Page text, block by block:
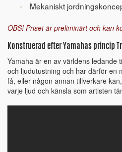
Mekaniskt
OBS! Priset är preliminärt och kan
Konstruerad efter Yamahas princip
Yamaha är en av världens ledande
och ljudutustning och har därför en
få, eller någon annan tillverkare
varje ljud och känsla som artisten